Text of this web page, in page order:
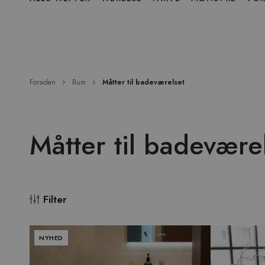
Forsiden Rum Måtter til badeværelset
Måtter til
Filter
NYHED